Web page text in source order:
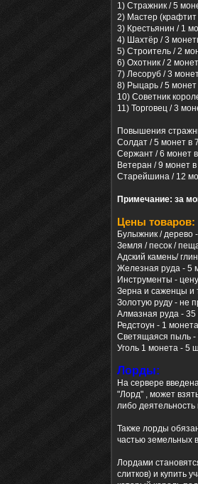
1) Стражник / 5
2) Мастер
3) Крестьянин / 1
4) Шахтёр / 3
5) Строитель / 2
6) Охотник / 2
7) Лесоруб / 3
8) Рыцарь / 5 монет
10) Советник
11) Торговец / 3
Повышения
Солдат / 5 монет в
Сержант / 6 монет
Ветеран / 9 монет
Старейшина / 12
Примечание: за
Цены товаров:
Булыжник / дерево
Земля / песок /
Адский камень/
Железная руда - 5
Инструменты -
Зерна и саженцы и
Золотую руду - не
Алмазная руда -
Редстоун - 1
Светящаяся пыль -
Уголь 1 монета - 5
Лорды:
На сервере
"Лорд" , может
либо
Также лорды
частью земельных
Лордами
слитков) и купить